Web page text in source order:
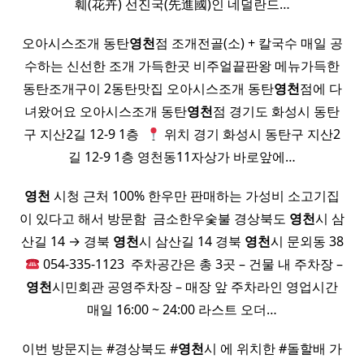
훼(花卉) 선진국(先進國)인 네덜란드…
오아시스조개 동탄영천점 조개전골(소) + 칼국수 매일 공
수하는 신선한 조개 가득한곳 비주얼끝판왕 메뉴가득한
동탄조개구이 2동탄맛집 오아시스조개 동탄영천점에 다
녀왔어요 오아시스조개 동탄영천점 경기도 화성시 동탄
구 지산2길 12-9 1층 ​
위치 경기 화성시 동탄구 지산2
길 12-9 1층 영천동11자상가 바로앞에…
영천 시청 근처 100% 한우만 판매하는 가성비 소고기집
이 있다고 해서 방문함 ​ 금소한우숯불 경상북도 영천시 삼
산길 14 → 경북 영천시 삼산길 14 경북 영천시 문외동 38
054-335-1123 ​ 주차공간은 총 3곳 – 건물 내 주차장 –
영천시민회관 공영주차장 – 매장 앞 주차라인 영업시간
매일 16:00 ~ 24:00 라스트 오더…
이번 방문지는 #경상북도 #영천시 에 위치한 #돌할배 가